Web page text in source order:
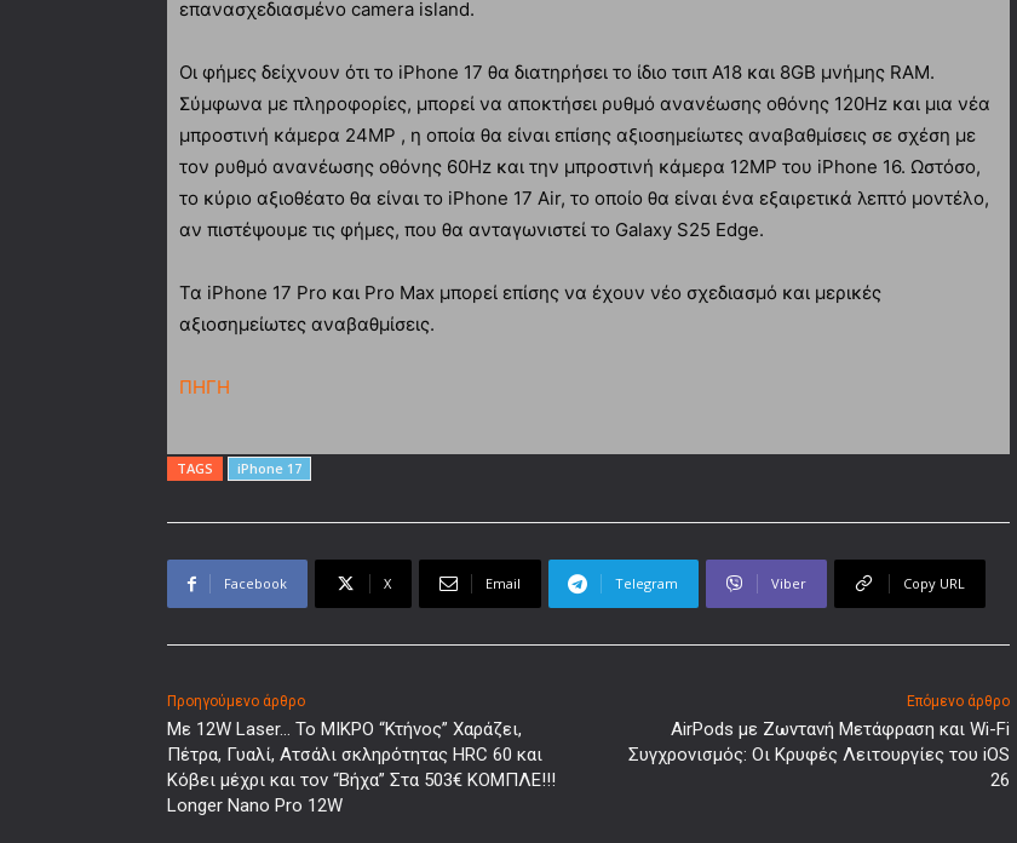
επανασχεδιασμένο camera island.
Οι φήμες δείχνουν ότι το iPhone 17 θα διατηρήσει το ίδιο τσιπ A18 και 8GB μνήμης RAM.
Σύμφωνα με πληροφορίες, μπορεί να αποκτήσει ρυθμό ανανέωσης οθόνης 120Hz και μια νέα
μπροστινή κάμερα 24MP , η οποία θα είναι επίσης αξιοσημείωτες αναβαθμίσεις σε σχέση με
τον ρυθμό ανανέωσης οθόνης 60Hz και την μπροστινή κάμερα 12MP του iPhone 16. Ωστόσο,
το κύριο αξιοθέατο θα είναι το iPhone 17 Air, το οποίο θα είναι ένα εξαιρετικά λεπτό μοντέλο,
αν πιστέψουμε τις φήμες, που θα ανταγωνιστεί το Galaxy S25 Edge.
Τα iPhone 17 Pro και Pro Max μπορεί επίσης να έχουν νέο σχεδιασμό και μερικές
αξιοσημείωτες αναβαθμίσεις.
ΠΗΓΗ
TAGS iPhone 17
Facebook X Email Telegram Viber Copy URL
Προηγούμενο άρθρο
Με 12W Laser… Το ΜΙΚΡΟ “Κτήνος” Χαράζει,
Πέτρα, Γυαλί, Ατσάλι σκληρότητας HRC 60 και
Κόβει μέχρι και τον “Βήχα” Στα 503€ ΚΟΜΠΛΕ!!!
Longer Nano Pro 12W
Επόμενο άρθρο
AirPods με Ζωντανή Μετάφραση και Wi-Fi
Συγχρονισμός: Οι Κρυφές Λειτουργίες του iOS
26